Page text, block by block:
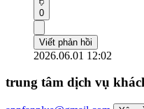
0
Viết phản hồi
2026.06.01 12:02
trung tâm dịch vụ